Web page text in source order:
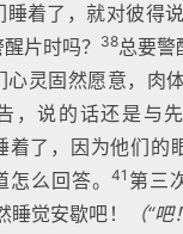
睡着了，就对彼得
片时吗？
38总要警
心灵固然愿意，肉
，说的话还是与
着了，因为他们的
怎么回答。41 第三
睡觉安歇吧！
（“